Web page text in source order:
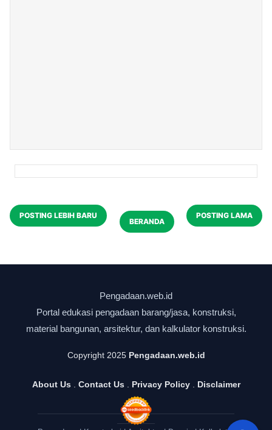
POSTING LEBIH BARU POSTING LAMA
BERANDA
Copyright 2025 Pengadaan.web.id
About Us Contact Us Privacy Policy. Disclaimer